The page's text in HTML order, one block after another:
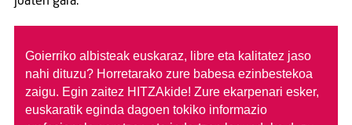
Goierriko albisteak euskaraz, libre eta kalitatez jaso
nahi dituzu? Horretarako zure babesa ezinbestekoa
zaigu. Egin zaitez HITZAkide! Zure ekarpenari esker,
euskaratik eginda dagoen tokiko informazio